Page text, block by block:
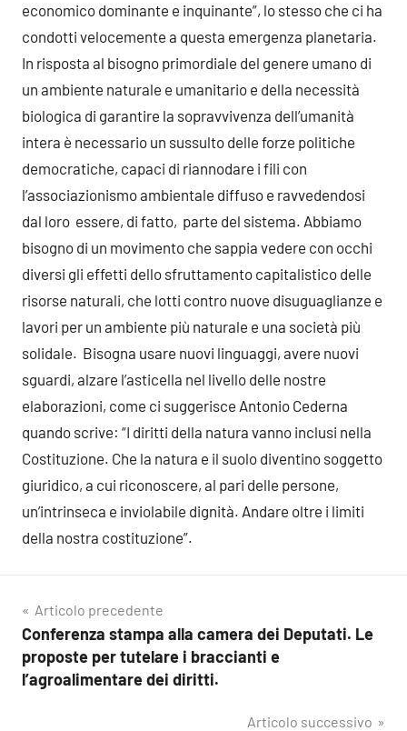
economico dominante e inquinante”, lo stesso che ci ha
condotti velocemente a questa emergenza planetaria.
In risposta al bisogno primordiale del genere umano di
un ambiente naturale e umanitario e della necessità
biologica di garantire la sopravvivenza dell’umanità
intera è necessario un sussulto delle forze politiche
democratiche, capaci di riannodare i fili con
l’associazionismo ambientale diffuso e ravvedendosi
dal loro essere, di fatto, parte del sistema. Abbiamo
bisogno di un movimento che sappia vedere con occhi
diversi gli effetti dello sfruttamento capitalistico delle
risorse naturali, che lotti contro nuove disuguaglianze e
lavori per un ambiente più naturale e una società più
solidale. Bisogna usare nuovi linguaggi, avere nuovi
sguardi, alzare l’asticella nel livello delle nostre
elaborazioni, come ci suggerisce Antonio Cederna
quando scrive: “I diritti della natura vanno inclusi nella
Costituzione. Che la natura e il suolo diventino soggetto
giuridico, a cui riconoscere, al pari delle persone,
un’intrinseca e inviolabile dignità. Andare oltre i limiti
della nostra costituzione”.
Navigazione
articoli
Articolo precedente
Conferenza stampa alla camera dei Deputati. Le
proposte per tutelare i braccianti e
l’agroalimentare dei diritti.
Articolo successivo